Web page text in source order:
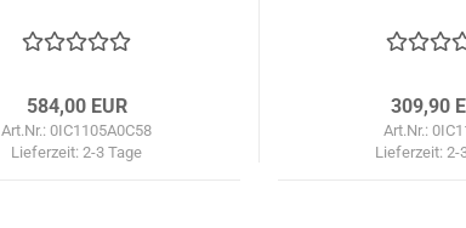
584,00 EUR
Art.Nr.: 0IC1105A0C58
Lieferzeit:2-3 Tage
309,90
Art.Nr.:
Lieferzeit:2-